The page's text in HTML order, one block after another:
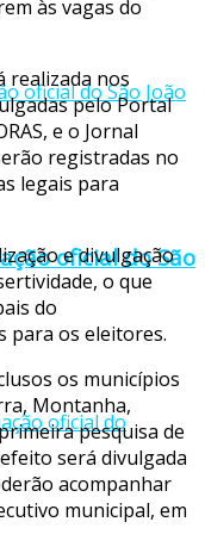
oficial do São
às vagas do
realizada nos
pelo Portal
e o Jornal
registradas no
legais para
e divulgação
o que
do
os eleitores.
os municípios
Montanha,
pesquisa de
será divulgada
acompanhar
municipal, em